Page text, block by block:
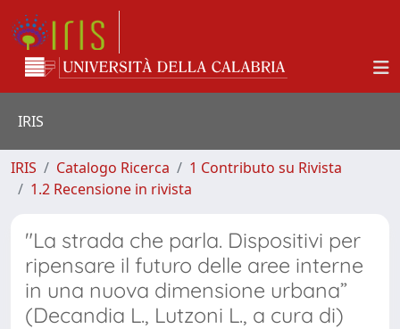
IRIS
IRIS Catalogo Ricerca
1 Contributo su Rivista
1.2 Recensione in rivista
"La strada che parla. Dispositivi per
ripensare il futuro delle aree interne
in una nuova dimensione urbana”
(Decandia L., Lutzoni L., a cura di)